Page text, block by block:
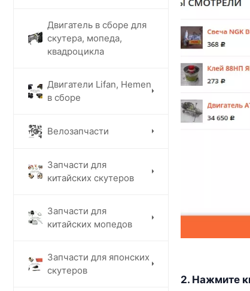
Двигатель в сборе для
скутера, мопеда,
квадроцикла
Двигатели Lifan, Hemen
в сборе
Велозапчасти
Запчасти для
китайских скутеров
Запчасти для
китайских мопедов
Запчасти для японских
скутеров
2. Нажмите